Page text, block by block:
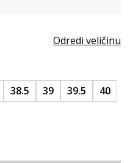
Odredi veličinu
38.5 39 39.5
40